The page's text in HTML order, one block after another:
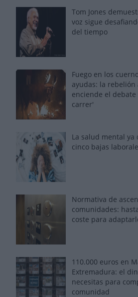
Tom Jones
voz sigue
del tiempo
Fuego en los
ayudas: la
enciende el
carrer'
La salud mental ya
cinco bajas
Normativa de
comunidades:
coste para
110.000 euros en
Extremadura: el
necesitas para
comunidad